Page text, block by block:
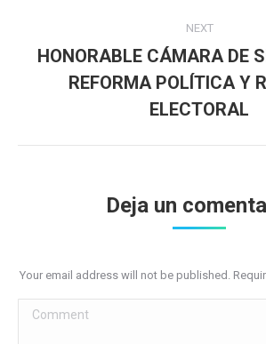
NEXT
Next
post:
HONORABLE CÁMARA DE
REFORMA POLÍTICA Y
ELECTORAL
Deja un
Your email address will not be published.
Comment